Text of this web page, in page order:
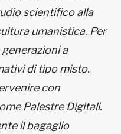
scientifico alla
umanistica. Per
a
di tipo misto.
con
Palestre Digitali.
il bagaglio